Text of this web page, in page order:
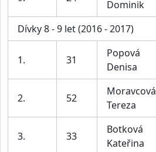
Dominik
Dívky 8 - 9 let (2016 - 2017)
1. 31
Popová
Denisa
2. 52
Moravcová
Tereza
3. 33
Botková
Kateřina